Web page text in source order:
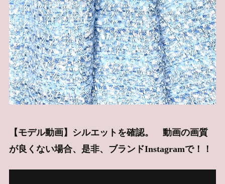
【モデル動画】シルエットを確認。 動画の画質
が良くない場合、是非、ブランドInstagramで！！